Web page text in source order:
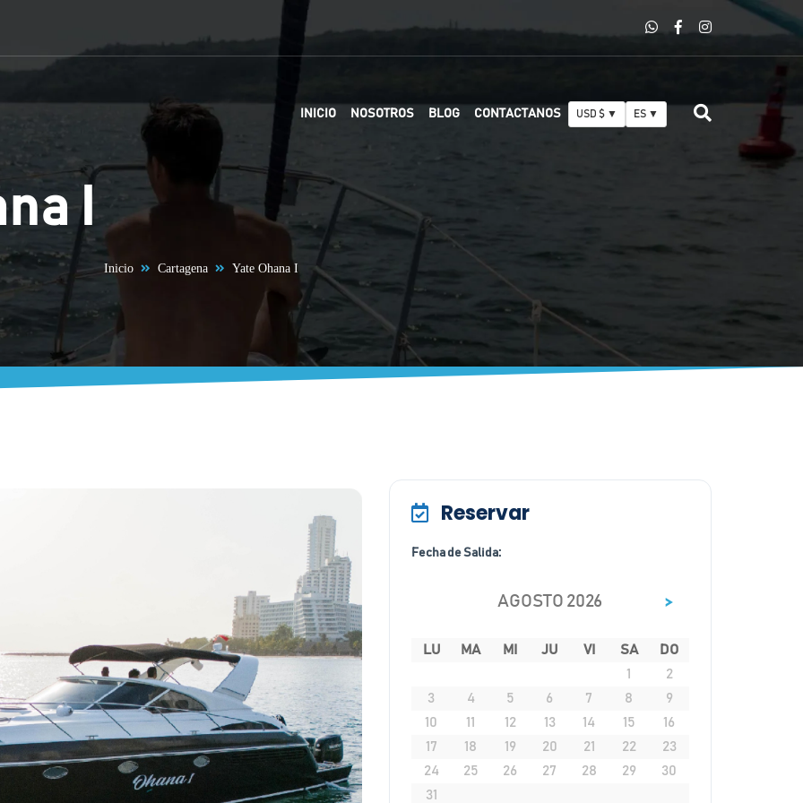
INICIO NOSOTROS BLOG CONTACTANOS USD $ ▼ ES ▼
I
Inicio Cartagena Yate Ohana I
Reservar
Fecha de Salida:
AGOSTO 2026 >
LU MA MI JU VI SA
DO
1
2
3
4 5 6 7 8
9
10
11 12 13 14 15
16
17
18 19 20 21 22
23
24
25 26 27 28 29
30
31